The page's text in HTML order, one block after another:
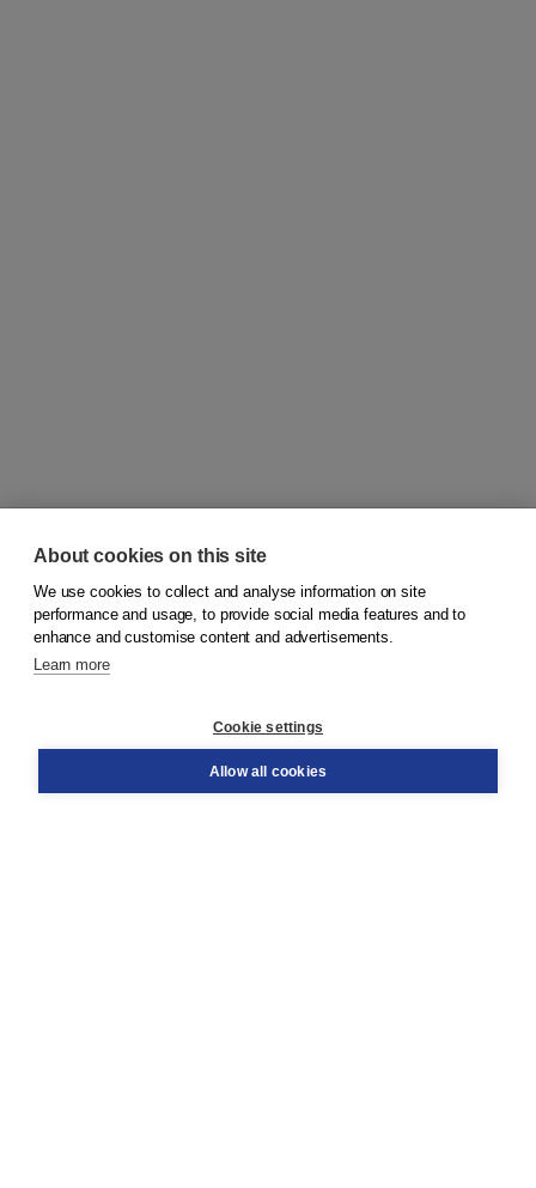
© 2026Koninklijke Boom uitgevers
Order
About cookies on this site
We use cookies to collect and analyse information on site
performance and usage, to provide social media features and to
enhance and customise content and advertisements.
Learn more
Cookie settings
Allow all cookies